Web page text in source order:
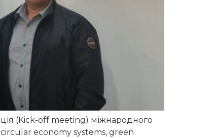
(Kick-off meeting) міжнародного
economy systems, green